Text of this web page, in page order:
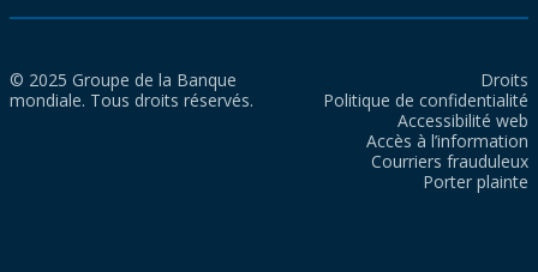
© 2025 Groupe de la Banque
mondiale. Tous droits réservés.
Droits
Politique de confidentialité
Accessibilité web
Accès à l’information
Courriers frauduleux
Porter plainte